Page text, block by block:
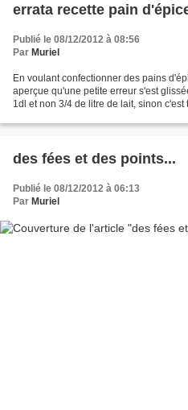
errata recette pain
Publié le 08/12/2012 à 08:56
Par Muriel
En voulant confectionner des pains
aperçue qu'une petite erreur s'est
1dl et non 3/4 de litre de lait, sinon
des fées et des points...
Publié le 08/12/2012 à 06:13
Par Muriel